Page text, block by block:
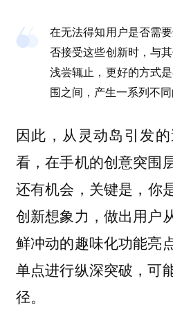
在无法得知用户是否需
否接受这些创新时， 与
浅尝辄止，更好的方式
围之间，产生一系列不同
因此，从灵动岛引发
看，在手机的创意突围
还有机会，关键是， 你
创新想象力，做出用户
鲜冲动的趣味化功能亮
单点进行纵深突破，可
径。